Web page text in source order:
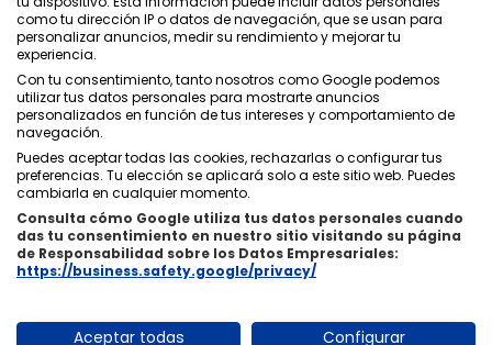
Condiciones Generales
Política de Cookies
Aviso Legal
Quiénes Somos ixigo
Copyright © Trenes.com. Todos los derechos reservados.
como tu dirección IP o datos de navegación, que se usan para
personalizar anuncios, medir su rendimiento y mejorar tu
experiencia.
Con tu consentimiento, tanto nosotros como Google podemos
utilizar tus datos personales para mostrarte anuncios
personalizados en función de tus intereses y comportamiento de
navegación.
Puedes aceptar todas las cookies, rechazarlas o configurar tus
preferencias. Tu elección se aplicará solo a este sitio web. Puedes
cambiarla en cualquier momento.
Consulta cómo Google utiliza tus datos personales cuando
das tu consentimiento en nuestro sitio visitando su página
de Responsabilidad sobre los Datos Empresariales:
https://business.safety.google/privacy/
Aceptar todas Configurar